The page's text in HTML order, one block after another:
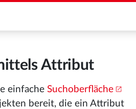
Attribut
einfache Suchoberfläche
bereit, die ein Attribut